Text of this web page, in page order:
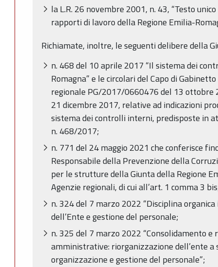
la L.R. 26 novembre 2001, n. 43, “Testo
rapporti di lavoro della Regione Emilia-
Richiamate, inoltre, le seguenti delibere della
n. 468 del 10 aprile 2017 “Il sistema dei
Romagna” e le circolari del Capo di
regionale PG/2017/0660476 del 13
21 dicembre 2017, relative ad indicazioni
sistema dei controlli interni, predisposte in
n. 468/2017;
n. 771 del 24 maggio 2021 che conferisce
Responsabile della Prevenzione della
per le strutture della Giunta della Regione
Agenzie regionali, di cui all’art. 1 comma 3
n. 324 del 7 marzo 2022 “Disciplina
dell’Ente e gestione del personale;
n. 325 del 7 marzo 2022 “Consolidamento
amministrative: riorganizzazione dell’ente a
organizzazione e gestione del personale”;